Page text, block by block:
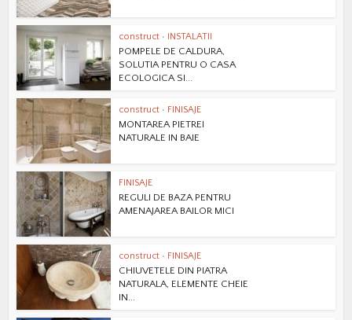
construct • INSTALATII
POMPELE DE CALDURA,
SOLUTIA PENTRU O CASA
ECOLOGICA SI...
construct • FINISAJE
MONTAREA PIETREI
NATURALE IN BAIE
FINISAJE
REGULI DE BAZA PENTRU
AMENAJAREA BAILOR MICI
construct • FINISAJE
CHIUVETELE DIN PIATRA
NATURALA, ELEMENTE CHEIE
IN...